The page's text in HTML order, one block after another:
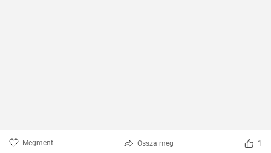
Megment Ossza meg 1